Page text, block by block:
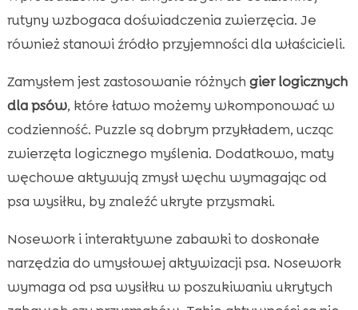
rutyny wzbogaca doświadczenia zwierzęcia. Je
również stanowi źródło przyjemności dla właścicieli.
Zamysłem jest zastosowanie różnych gier logicznych
dla psów, które łatwo możemy wkomponować w
codzienność. Puzzle są dobrym przykładem, ucząc
zwierzęta logicznego myślenia. Dodatkowo, maty
węchowe aktywują zmysł węchu wymagając od
psa wysiłku, by znaleźć ukryte przysmaki.
Nosework i interaktywne zabawki to doskonałe
narzędzia do umysłowej aktywizacji psa. Nosework
wymaga od psa wysiłku w poszukiwaniu ukrytych